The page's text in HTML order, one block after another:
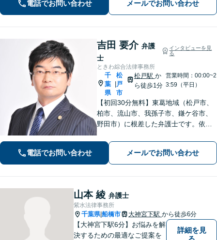
方や交渉の進め方には自信がありま
す。調停もお任せください。
電話でお問い合わせ メールでお問い合わせ
吉田 要介 弁護
士
インタビューを見
る
ときわ綜合法律事務所
千
葉
県
松
戸
市
松戸駅 か
ら徒歩1分
営業時間：00:00~2
3:59（平日）
【初回30分無料】東葛地域（松戸市、
柏市、流山市、我孫子市、鎌ケ谷市、
野田市）に根差した弁護士です。依頼
の解決に当たります。離婚・交通事
故・債務整理をはじめとする諸問題に
お困りの際はまずはご相談下さい。
電話でお問い合わせ メールでお問い合わせ
山本 綾 弁護士
紫水法律事務所
千葉県|船橋市 大神宮下駅 から徒歩6分
【大神宮下駅6分】お悩みを解
決するための最適なご提案を
詳細を見